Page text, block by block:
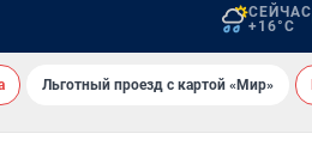
СЕЙЧАС
+16°C
Льготный проезд с картой «Мир»